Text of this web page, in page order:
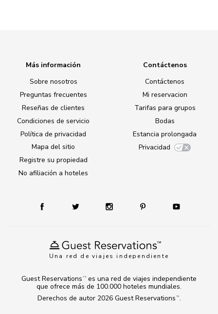
Una red de viajes independiente
Más información
Sobre nosotros
Preguntas frecuentes
Reseñas de clientes
Condiciones de servicio
Política de privacidad
Mapa del sitio
Registre su propiedad
No afiliación a hoteles
Contáctenos
Contáctenos
Mi reservacion
Tarifas para grupos
Bodas
Estancia prolongada
Privacidad
Derechos de autor 2026 Guest Reservations TM .
Guest Reservations TM
es una red de viajes independiente
que ofrece más de 100.000 hoteles mundiales.